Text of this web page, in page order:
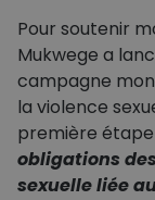
Pour soutenir
Mukwege a
campagne
la violence
première
obligations
sexuelle liée